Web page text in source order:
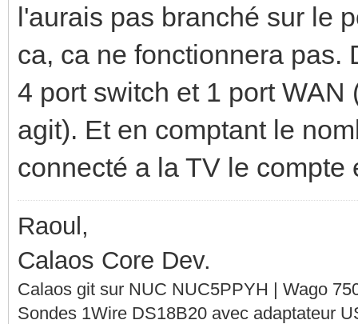
l'aurais pas branché sur le
ca, ca ne fonctionnera pas.
4 port switch et 1 port
agit). Et en comptant le
connecté a la TV le compte
Raoul,
Calaos Core Dev.
Calaos git sur NUC NUC5PPYH | Wago
Sondes 1Wire DS18B20 avec adaptateur